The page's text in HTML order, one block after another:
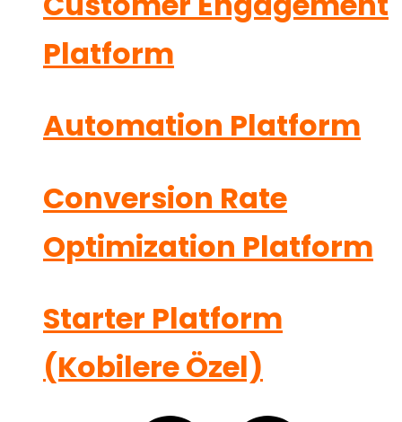
Platform
Automation Platform
Conversion Rate
Optimization Platform
Starter Platform
(Kobilere Özel)